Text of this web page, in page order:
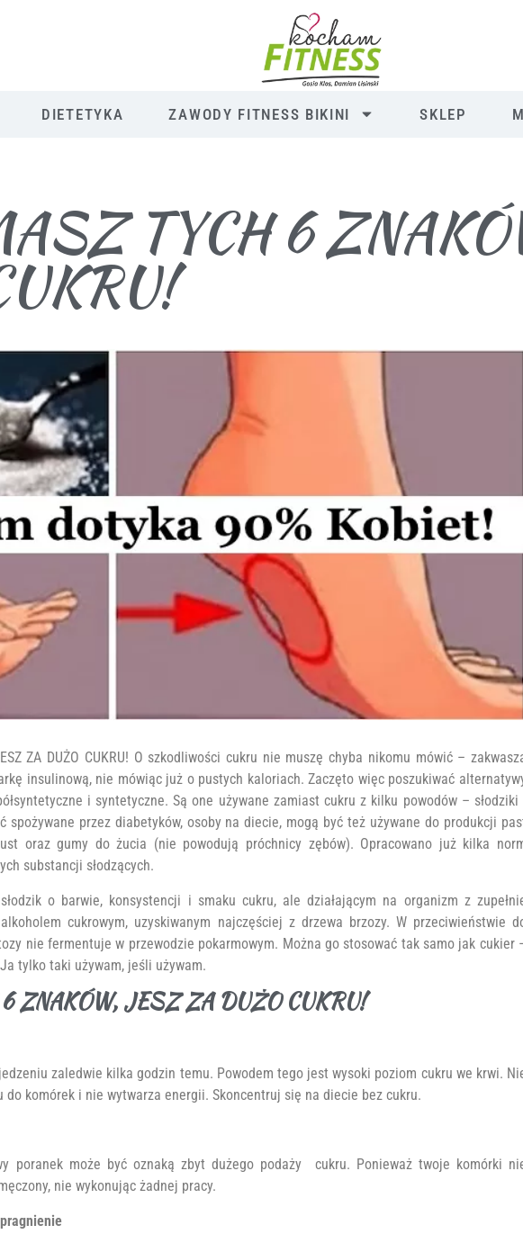
DIETETYKA ZAWODY FITNESS BIKINI SKLEP
TYCH 6
ZA DUŻO CUKRU! O szkodliwości cukru nie muszę chyba nikomu mówić –
insulinową, nie mówiąc już o pustych kaloriach. Zaczęto więc poszukiwać
i syntetyczne. Są one używane zamiast cukru z kilku powodów – słodziki
spożywane przez diabetyków, osoby na diecie, mogą być też używane do produkcji
oraz gumy do żucia (nie powodują próchnicy zębów). Opracowano już kilka
substancji słodzących.
o barwie, konsystencji i smaku cukru, ale działającym na organizm z
cukrowym, uzyskiwanym najczęściej z drzewa brzozy. W przeciwieństwie
nie fermentuje w przewodzie pokarmowym. Można go stosować tak samo jak cukier
tylko taki używam, jeśli używam.
ZNAKÓW, JESZ ZA DUŻO CUKRU!
zaledwie kilka godzin temu. Powodem tego jest wysoki poziom cukru we krwi.
do komórek i nie wytwarza energii. Skoncentruj się na diecie bez cukru.
poranek może być oznaką zbyt dużego podaży cukru. Ponieważ twoje komórki
nie wykonując żadnej pracy.